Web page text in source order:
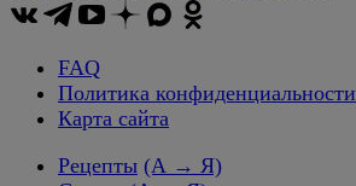
FAQ
Политика конфиденциальности
Карта сайта
Рецепты (А → Я)